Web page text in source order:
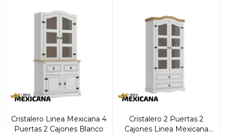
Cristalero Linea Mexicana 4
Puertas 2 Cajones Blanco
Cristalero 2 Puertas 2
Cajones Linea Mexicana